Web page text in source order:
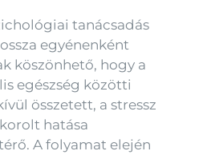
tanácsadás
egyénenként
köszönhető, hogy a
egészség közötti
összetett, a stressz
hatása
A folyamat elején